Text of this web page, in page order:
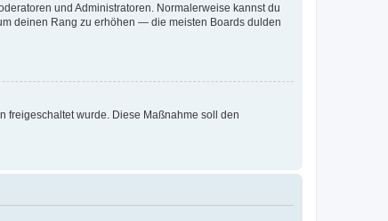
und Administratoren. Normalerweise kannst du
deinen Rang zu erhöhen — die meisten Boards dulden
freigeschaltet wurde. Diese Maßnahme soll den